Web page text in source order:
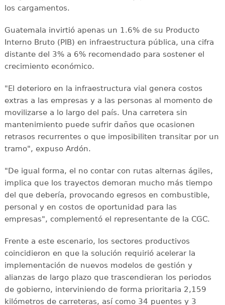
los cargamentos.
Guatemala invirtió apenas un 1.6% de su Producto
Interno Bruto (PIB) en infraestructura pública, una cifra
distante del 3% a 6% recomendado para sostener el
crecimiento económico.
"El deterioro en la infraestructura vial genera costos
extras a las empresas y a las personas al momento de
movilizarse a lo largo del país. Una carretera sin
mantenimiento puede sufrir daños que ocasionen
retrasos recurrentes o que imposibiliten transitar por un
tramo", expuso Ardón.
"De igual forma, el no contar con rutas alternas ágiles,
implica que los trayectos demoran mucho más tiempo
del que debería, provocando egresos en combustible,
personal y en costos de oportunidad para las
empresas", complementó el representante de la CGC.
Frente a este escenario, los sectores productivos
coincidieron en que la solución requirió acelerar la
implementación de nuevos modelos de gestión y
alianzas de largo plazo que trascendieran los periodos
de gobierno, interviniendo de forma prioritaria 2,159
kilómetros de carreteras, así como 34 puentes y 3